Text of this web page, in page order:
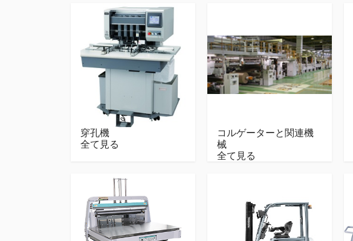
穿孔機
全て見る
コルゲーターと関連機
械
全て見る